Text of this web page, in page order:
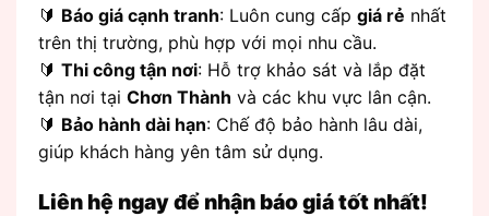
🔰 Báo giá cạnh tranh: Luôn cung cấp giá rẻ nhất
trên thị trường, phù hợp với mọi nhu cầu.
🔰 Thi công tận nơi: Hỗ trợ khảo sát và lắp đặt
tận nơi tại Chơn Thành và các khu vực lân cận.
🔰 Bảo hành dài hạn: Chế độ bảo hành lâu dài,
giúp khách hàng yên tâm sử dụng.
Liên hệ ngay để nhận báo giá tốt nhất!